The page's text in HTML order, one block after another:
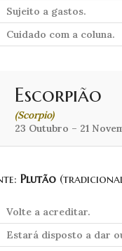
Sujeito a gastos.
Cuidado com a coluna.
Escorpião
(Scorpio)
23 Outubro – 21
Plutão
Volte a acreditar.
Estará disposto a dar